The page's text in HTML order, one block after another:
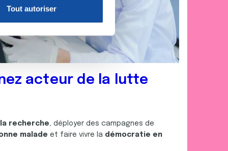
informations que
Tout autoriser
acteur de la lutte
recherche, déployer des campagnes de
malade et faire vivre la démocratie en